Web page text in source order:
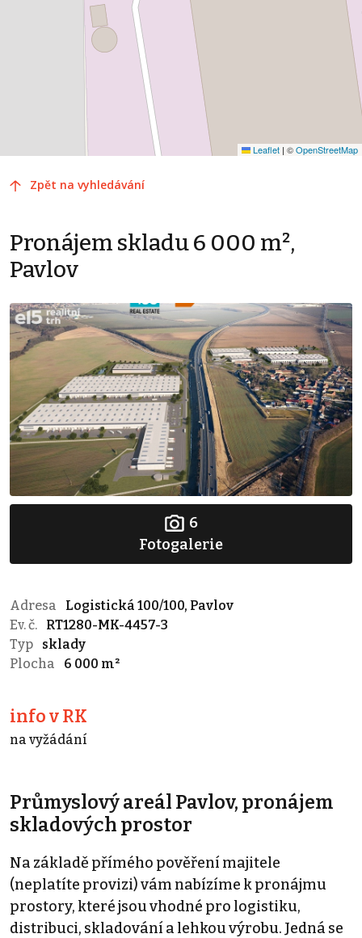
Leaflet | ©OpenStreetMap
Zpět na vyhledávání
Pronájem skladu 6 000 m²,
Pavlov
6
Fotogalerie
Adresa
Logistická 100/100, Pavlov
Ev. č.
RT1280-MK-4457-3
Typ
sklady
Plocha
6 000 m²
info v RK
na vyžádání
Průmyslový areál Pavlov, pronájem
skladových prostor
Na základě přímého pověření majitele
(neplatíte provizi) vám nabízíme k pronájmu
prostory, které jsou vhodné pro logistiku,
distribuci, skladování a lehkou výrobu. Jedná se